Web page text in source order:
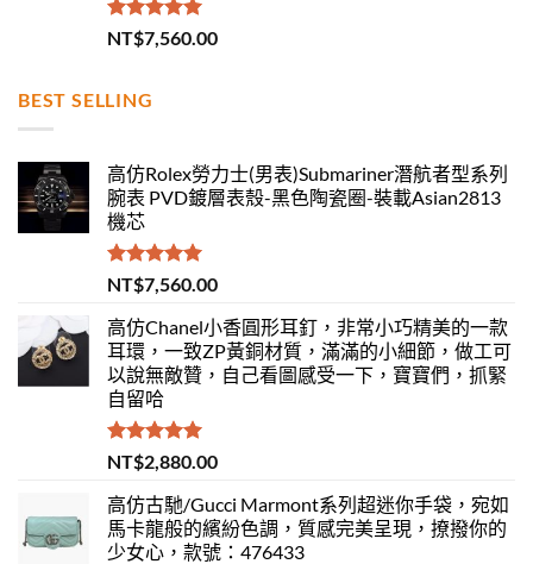
評分 5.00
滿分 5
NT$7,560.00
BEST SELLING
高仿Rolex勞力士(男表)Submariner潛航者型系列
腕表 PVD鍍層表殼-黑色陶瓷圈-裝載Asian2813
機芯
評分 5.00
滿分 5
NT$7,560.00
高仿Chanel小香圓形耳釘，非常小巧精美的一款
耳環，一致ZP黃銅材質，滿滿的小細節，做工可
以說無敵贊，自己看圖感受一下，寶寶們，抓緊
自留哈
評分 5.00
滿分 5
NT$2,880.00
高仿古馳/Gucci Marmont系列超迷你手袋，宛如
馬卡龍般的繽紛色調，質感完美呈現，撩撥你的
少女心，款號：476433